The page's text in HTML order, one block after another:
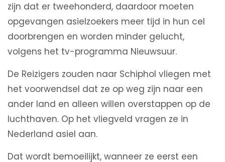
zijn dat er tweehonderd, daardoor moeten
opgevangen asielzoekers meer tijd in hun cel
doorbrengen en worden minder gelucht,
volgens het tv-programma Nieuwsuur.
De Reizigers zouden naar Schiphol vliegen met
het voorwendsel dat ze op weg zijn naar een
ander land en alleen willen overstappen op de
luchthaven. Op het vliegveld vragen ze in
Nederland asiel aan.
Dat wordt bemoeilijkt, wanneer ze eerst een